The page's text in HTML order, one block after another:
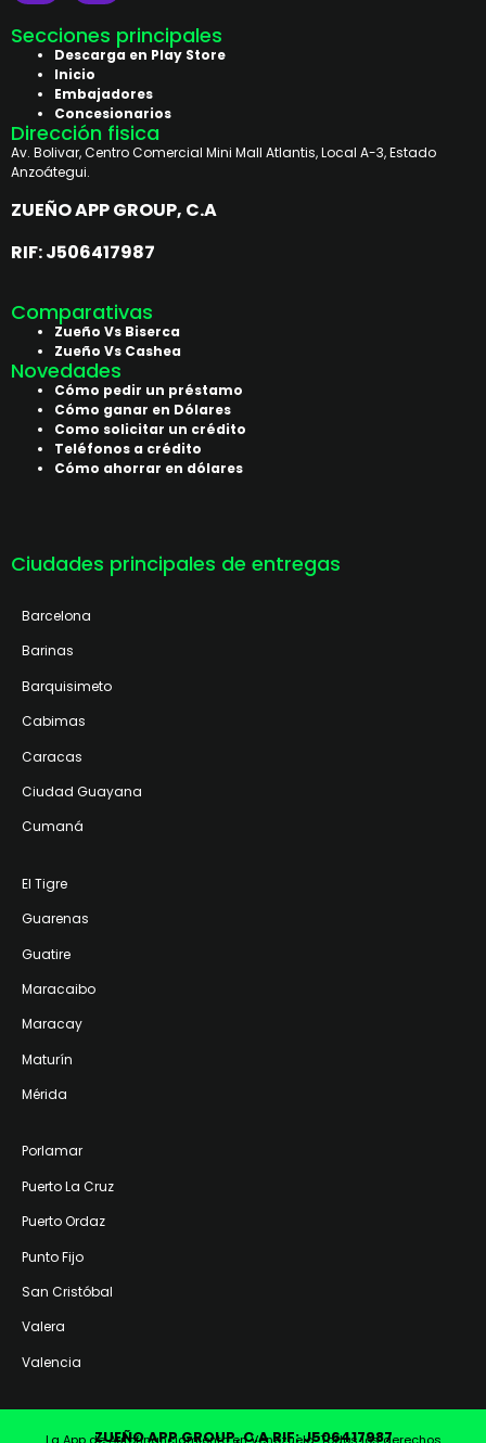
Secciones principales
Descarga en Play Store
Inicio
Embajadores
Concesionarios
Dirección fisica
Av. Bolivar, Centro Comercial Mini Mall Atlantis, Local A-3, Estado
Anzoátegui.
ZUEÑO APP GROUP, C.A
RIF: J506417987
Comparativas
Zueño Vs Biserca
Zueño Vs Cashea
Novedades
Cómo pedir un préstamo
Cómo ganar en Dólares
Como solicitar un crédito
Teléfonos a crédito
Cómo ahorrar en dólares
Ciudades principales de entregas
Barcelona
Barinas
Barquisimeto
Cabimas
Caracas
Ciudad Guayana
Cumaná
El Tigre
Guarenas
Guatire
Maracaibo
Maracay
Maturín
Mérida
Porlamar
Puerto La Cruz
Puerto Ordaz
Punto Fijo
San Cristóbal
Valera
Valencia
ZUEÑO APP GROUP, C.A RIF: J506417987